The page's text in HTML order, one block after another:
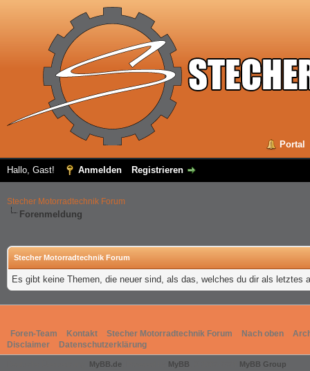
Portal
Hallo, Gast! Anmelden Registrieren
Stecher Motorradtechnik Forum
Forenmeldung
Stecher Motorradtechnik Forum
Es gibt keine Themen, die neuer sind, als das, welches du dir als letztes
Foren-Team Kontakt Stecher Motorradtechnik Forum Nach oben
Disclaimer
Datenschutzerklärung
MyBB.de MyBB MyBB Group